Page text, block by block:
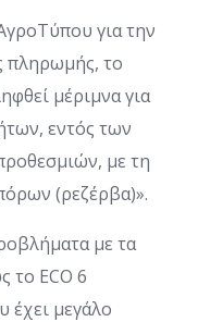
για την
πληρωμής, το
μέριμνα για
εντός των
με τη
(ρεζέρβα)».
με τα
το ECO 6
έχει μεγάλο